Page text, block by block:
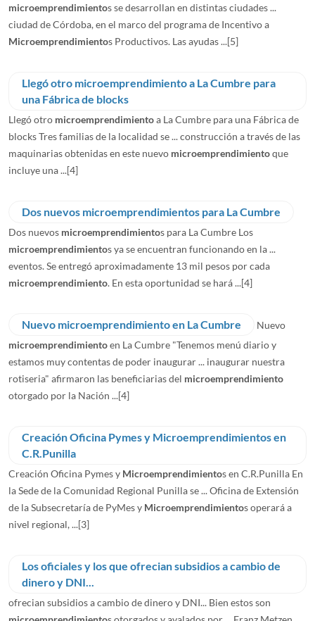
microemprendimientos se desarrollan en distintas ciudades ...
ciudad de Córdoba, en el marco del programa de Incentivo a
Microemprendimientos Productivos. Las ayudas ...[5]
Llegó otro microemprendimiento a La Cumbre para
una Fábrica de blocks
Llegó otro microemprendimientoa La Cumbre para una Fábrica de
blocks Tres familias de la localidad se ... construcción a través de las
maquinarias obtenidas en este nuevo microemprendimientoque
incluye una ...[4]
Dos nuevos microemprendimientos para La Cumbre
Dos nuevos microemprendimientos para La Cumbre Los
microemprendimientos ya se encuentran funcionando en la ...
eventos. Se entregó aproximadamente 13 mil pesos por cada
microemprendimiento. En esta oportunidad se hará ...[4]
Nuevo microemprendimiento en La Cumbre
Nuevo
microemprendimientoen La Cumbre "Tenemos menú diario y
estamos muy contentas de poder inaugurar ... inaugurar nuestra
rotiseria" afirmaron las beneficiarias del microemprendimiento
otorgado por la Nación ...[4]
Creación Oficina Pymes y Microemprendimientos en
C.R.Punilla
Creación Oficina Pymes y Microemprendimientos en C.R.Punilla En
la Sede de la Comunidad Regional Punilla se ... Oficina de Extensión
de la Subsecretaría de PyMes y Microemprendimientos operará a
nivel regional, ...[3]
Los oficiales y los que ofrecian subsidios a cambio de
dinero y DNI...
ofrecian subsidios a cambio de dinero y DNI... Bien estos son